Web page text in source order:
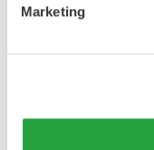
Marketing